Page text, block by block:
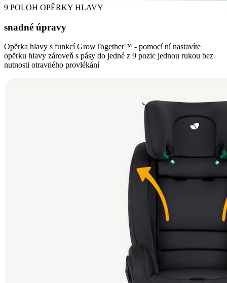
9 POLOH OPĚRKY HLAVY
snadné úpravy
Opěrka hlavy s funkcí GrowTogether™ - pomocí ní nastavíte
opěrku hlavy zároveň s pásy do jedné z 9 pozic jednou rukou bez
nutnosti otravného provlékání